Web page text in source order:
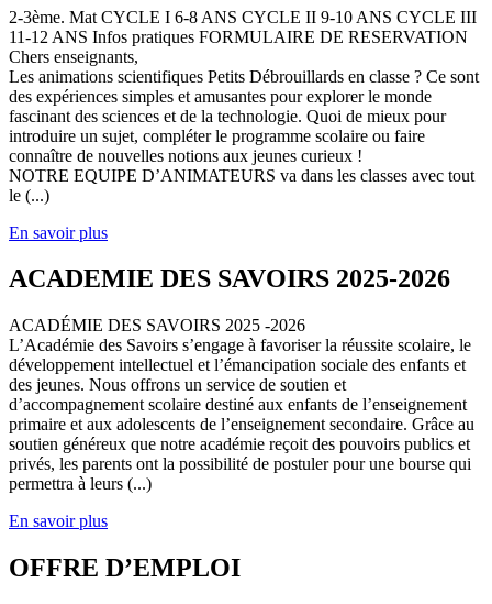
2-3ème. Mat CYCLE I 6-8 ANS CYCLE II 9-10 ANS CYCLE III
11-12 ANS Infos pratiques FORMULAIRE DE RESERVATION
Chers enseignants,
Les animations scientifiques Petits Débrouillards en classe ? Ce sont
des expériences simples et amusantes pour explorer le monde
fascinant des sciences et de la technologie. Quoi de mieux pour
introduire un sujet, compléter le programme scolaire ou faire
connaître de nouvelles notions aux jeunes curieux !
NOTRE EQUIPE D’ANIMATEURS va dans les classes avec tout
le (...)
En savoir plus
ACADEMIE DES SAVOIRS 2025-2026
ACADÉMIE DES SAVOIRS 2025 -2026
L’Académie des Savoirs s’engage à favoriser la réussite scolaire, le
développement intellectuel et l’émancipation sociale des enfants et
des jeunes. Nous offrons un service de soutien et
d’accompagnement scolaire destiné aux enfants de l’enseignement
primaire et aux adolescents de l’enseignement secondaire. Grâce au
soutien généreux que notre académie reçoit des pouvoirs publics et
privés, les parents ont la possibilité de postuler pour une bourse qui
permettra à leurs (...)
En savoir plus
OFFRE D’EMPLOI